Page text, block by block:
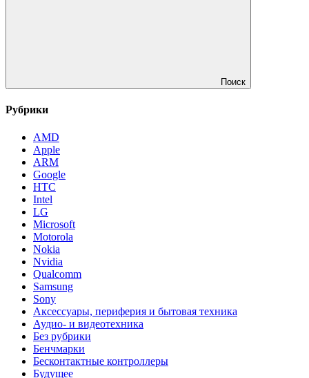
Поиск
Рубрики
AMD
Apple
ARM
Google
HTC
Intel
LG
Microsoft
Motorola
Nokia
Nvidia
Qualcomm
Samsung
Sony
Аксессуары, периферия и бытовая техника
Аудио- и видеотехника
Без рубрики
Бенчмарки
Бесконтактные контроллеры
Будущее